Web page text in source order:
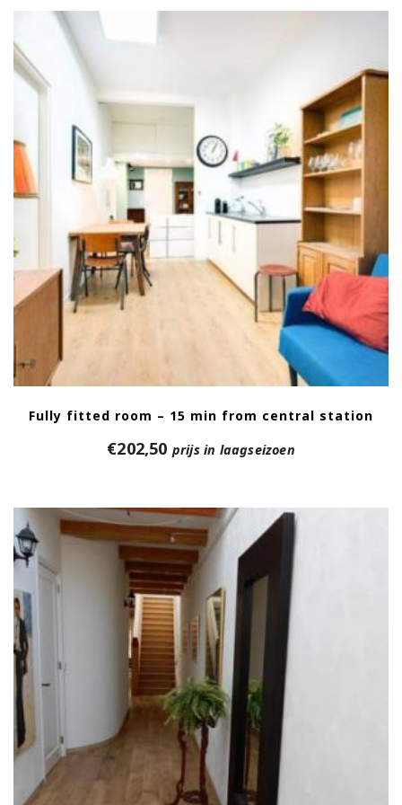
Fully fitted room – 15 min from central station
€202,50 prijs in laagseizoen